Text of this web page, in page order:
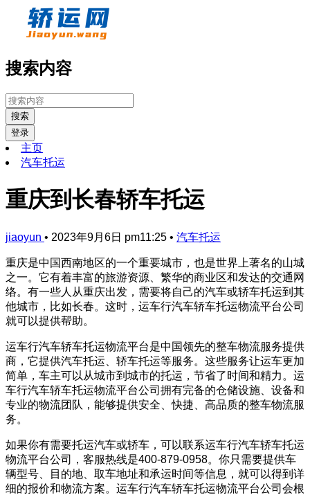
搜索内容
搜索
登录
主页
汽车托运
重庆到长春轿车托运
jiaoyun • 2023年9月6日 pm11:25 • 汽车托运
重庆是中国西南地区的一个重要城市，也是世界上著名的山城
之一。它有着丰富的旅游资源、繁华的商业区和发达的交通网
络。有一些人从重庆出发，需要将自己的汽车或轿车托运到其
他城市，比如长春。这时，运车行汽车轿车托运物流平台公司
就可以提供帮助。
运车行汽车轿车托运物流平台是中国领先的整车物流服务提供
商，它提供汽车托运、轿车托运等服务。这些服务让运车更加
简单，车主可以从城市到城市的托运，节省了时间和精力。运
车行汽车轿车托运物流平台公司拥有完备的仓储设施、设备和
专业的物流团队，能够提供安全、快捷、高品质的整车物流服
务。
如果你有需要托运汽车或轿车，可以联系运车行汽车轿车托运
物流平台公司，客服热线是400-879-0958。你只需要提供车
辆型号、目的地、取车地址和承运时间等信息，就可以得到详
细的报价和物流方案。运车行汽车轿车托运物流平台公司会根